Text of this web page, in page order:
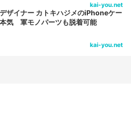
kai-you.net
ザイナー カトキハジメのiPhoneケー
気 軍モノパーツも脱着可能
kai-you.net